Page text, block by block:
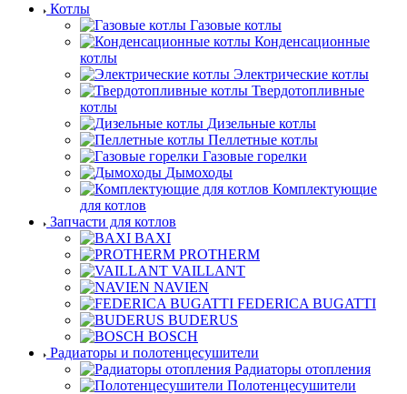
Котлы
Газовые котлы
Конденсационные
котлы
Электрические котлы
Твердотопливные
котлы
Дизельные котлы
Пеллетные котлы
Газовые горелки
Дымоходы
Комплектующие
для котлов
Запчасти для котлов
BAXI
PROTHERM
VAILLANT
NAVIEN
FEDERICA BUGATTI
BUDERUS
BOSCH
Радиаторы и полотенцесушители
Радиаторы отопления
Полотенцесушители